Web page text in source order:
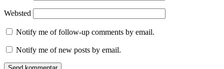
Websted
Notify me of follow-up comments by email.
Notify me of new posts by email.